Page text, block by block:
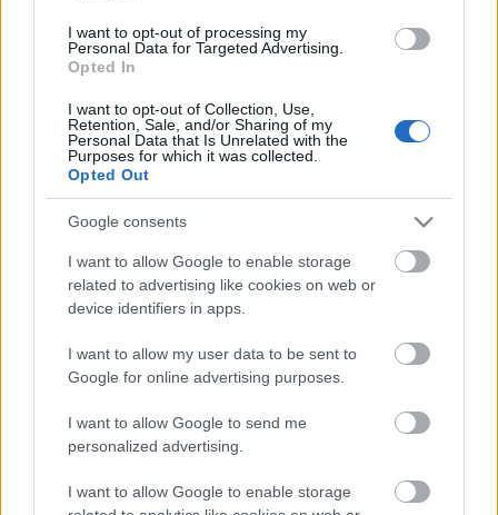
I want to opt-out of processing my
Personal Data for Targeted Advertising.
Opted In
I want to opt-out of Collection, Use,
Retention, Sale, and/or Sharing of my
Personal Data that Is Unrelated with the
Purposes for which it was collected.
Opted Out
Google consents
I want to allow Google to enable storage
related to advertising like cookies on web or
device identifiers in apps.
I want to allow my user data to be sent to
Google for online advertising purposes.
I want to allow Google to send me
personalized advertising.
I want to allow Google to enable storage
Mexikói vacsorák barátoknak,
kollégáknak és a családnak
Húsimádó•2018. április 03.
Már több mint két hete itthon vagyunk, de olyan